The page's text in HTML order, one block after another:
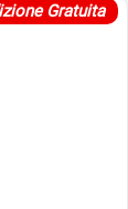
Gratuita